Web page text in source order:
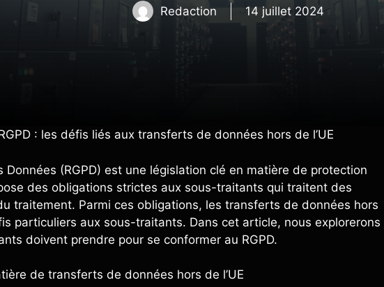
Redaction 14 juillet 2024
: les défis liés aux transferts de données hors de l’UE
(RGPD) est une législation clé en matière de protection
des obligations strictes aux sous-traitants qui traitent des
traitement. Parmi ces obligations, les transferts de données hors
particuliers aux sous-traitants. Dans cet article, nous explorerons
doivent prendre pour se conformer au RGPD.
de transferts de données hors de l’UE